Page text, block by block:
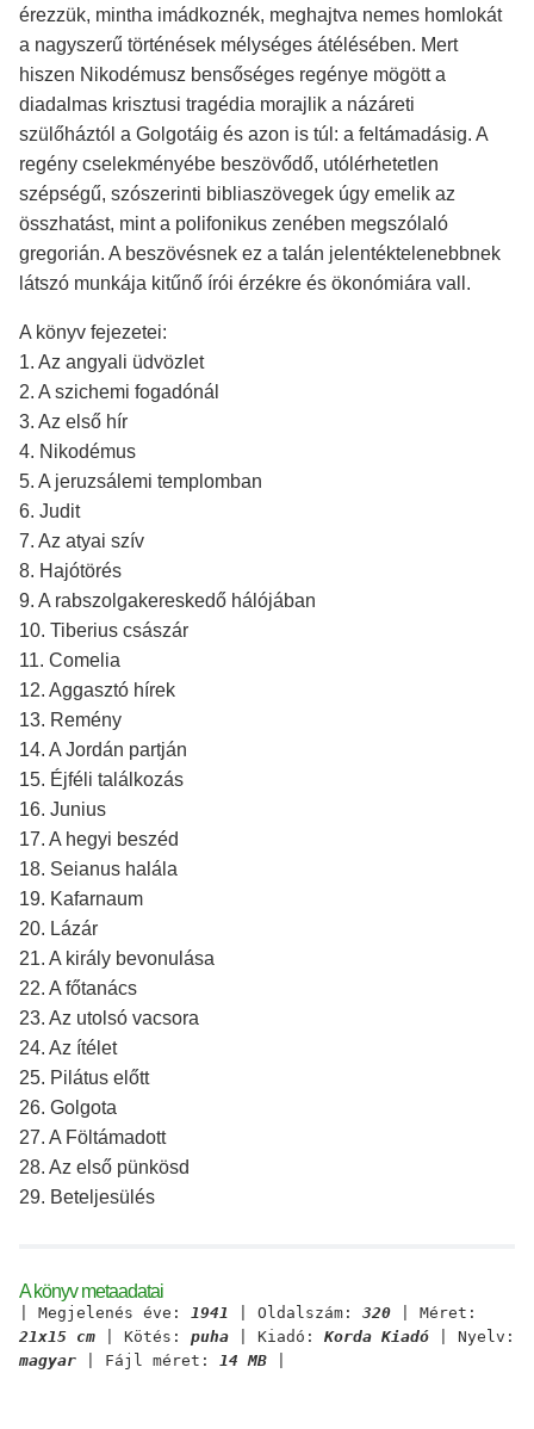
érezzük, mintha imádkoznék, meghajtva nemes homlokát
a nagyszerű történések mélységes átélésében. Mert
hiszen Nikodémusz bensőséges regénye mögött a
diadalmas krisztusi tragédia morajlik a názáreti
szülőháztól a Golgotáig és azon is túl: a feltámadásig. A
regény cselekményébe beszövődő, utólérhetetlen
szépségű, szószerinti bibliaszövegek úgy emelik az
összhatást, mint a polifonikus zenében megszólaló
gregorián. A beszövésnek ez a talán jelentéktelenebbnek
látszó munkája kitűnő írói érzékre és ökonómiára vall.
A könyv fejezetei:
1. Az angyali üdvözlet
2. A szichemi fogadónál
3. Az első hír
4. Nikodémus
5. A jeruzsálemi templomban
6. Judit
7. Az atyai szív
8. Hajótörés
9. A rabszolgakereskedő hálójában
10. Tiberius császár
11. Comelia
12. Aggasztó hírek
13. Remény
14. A Jordán partján
15. Éjféli találkozás
16. Junius
17. A hegyi beszéd
18. Seianus halála
19. Kafarnaum
20. Lázár
21. A király bevonulása
22. A főtanács
23. Az utolsó vacsora
24. Az ítélet
25. Pilátus előtt
26. Golgota
27. A Föltámadott
28. Az első pünkösd
29. Beteljesülés
A könyv metaadatai
| Megjelenés éve: 1941 | Oldalszám: 320 | Méret:
21x15 cm | Kötés: puha | Kiadó: Korda Kiadó | Nyelv:
magyar | Fájl méret: 14 MB